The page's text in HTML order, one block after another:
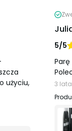
użyciu,
5
5/5
Parę
3